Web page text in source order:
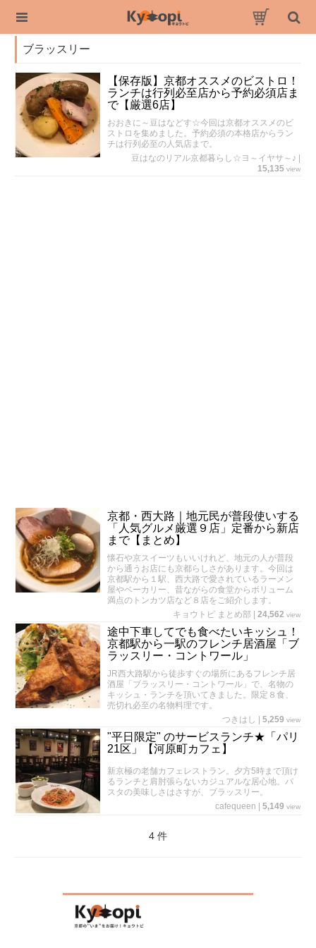
ブラッスリー
【保存版】京都オススメのビストロ！
ランチは行列必至店から予約必須店ま
で【厳選6店】
おおきに～豆はなどす☆今回は京都オススメのビ
ストロを集めました。予約必須の本格店からラン
チは行列必至の人気店まで。
豆はなのリアル京都暮らし☆ヨ～イヤサ～♪
15,135 view
京都・西大路｜地元民が普段使いする
「人気グルメ厳選９店」定番から新店
まで【まとめ】
懐石や京スイーツもいいけれど、地元の人が普段
から通うお店にも京都らしさがあります。今回は
京都駅から１駅、西大路で愛されているラーメン
屋やベーカリー、昔ながらの食堂からボリューム
満点のトンカツ店など８店をご紹介します。
キョウトピ まとめ部
24,562 view
途中下車してでも食べたいキッシュ！
京都駅から一駅のフレンチ居酒屋「ブ
ラッスリー・コントワール」
JR西大路駅から徒歩すぐの場所にあるフレンチ居
酒屋「ブラッスリー・コントワール」で、名物の
キッシュ・ランチを頂いてきました。限定８食、
売切れ必至の名物料理です。
つきはし
5,259 view
"平日限定" のサービスランチ★「パリ
21区」【河原町カフェ】
新京極の老舗カフェレストラン。夕方5時まで頂け
るランチと肩肘張らないカジュアルな居心地。パ
スタの美味しさはさすが、ブラッスリー。
cafequeen
5,149 view
4 件